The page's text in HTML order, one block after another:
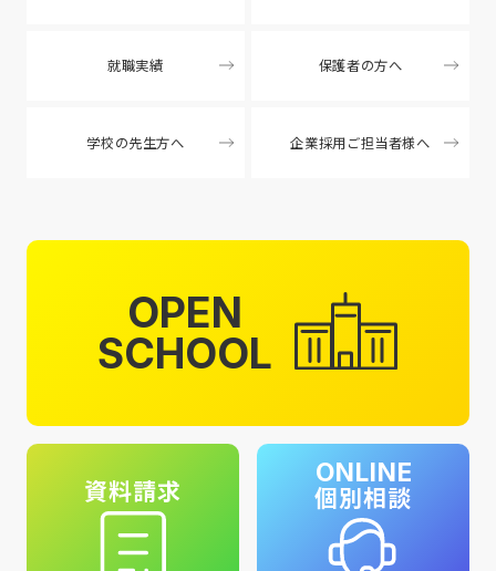
就職実績 保護者の方へ
学校の先生方へ 企業採用ご担当者様へ
OPEN
SCHOOL
資料請求
ONLINE
個別相談